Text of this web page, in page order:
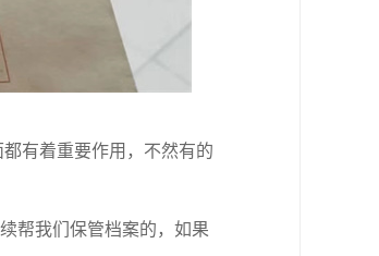
有着重要作用，不然有的
帮我们保管档案的，如果